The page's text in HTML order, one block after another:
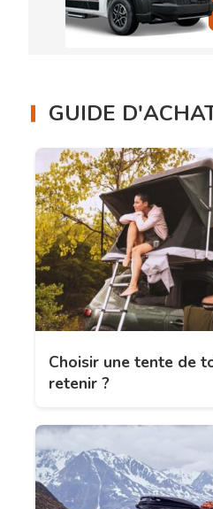
GUIDE
Choisir une tente de
retenir ?